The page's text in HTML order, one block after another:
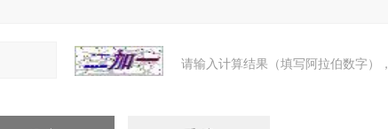
请输入计算结果（填写阿拉伯数字）